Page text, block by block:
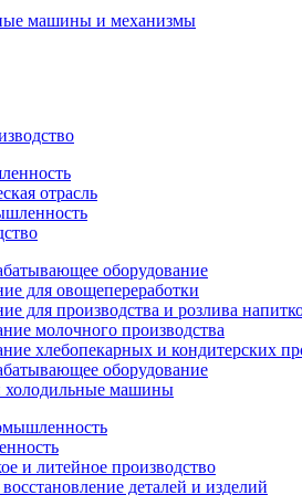
машины и механизмы
отрасль
оборудование
для овощепереработки
для производства и розлива
молочного производства
хлебопекарных и кондитерских
оборудование
холодильные машины
и литейное производство
деталей и изделий